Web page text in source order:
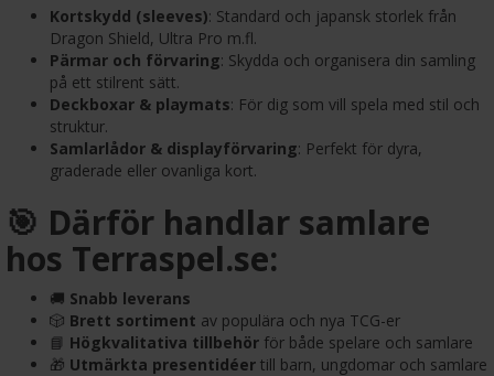
Kortskydd (sleeves): Standard och japansk storlek från
Dragon Shield, Ultra Pro m.fl.
Pärmar och förvaring: Skydda och organisera din samling
på ett stilrent sätt.
Deckboxar & playmats: För dig som vill spela med stil och
struktur.
Samlarlådor & displayförvaring: Perfekt för dyra,
graderade eller ovanliga kort.
🎯 Därför handlar samlare
hos Terraspel.se:
🚚 Snabb leverans
🎲 Brett sortiment av populära och nya TCG-er
📘 Högkvalitativa tillbehör för både spelare och samlare
🎁 Utmärkta presentidéer till barn, ungdomar och samlare